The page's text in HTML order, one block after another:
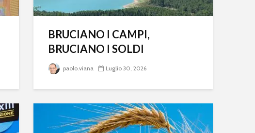
BRUCIANO I CAMPI,
BRUCIANO I SOLDI
paolo.viana Luglio 30, 2026